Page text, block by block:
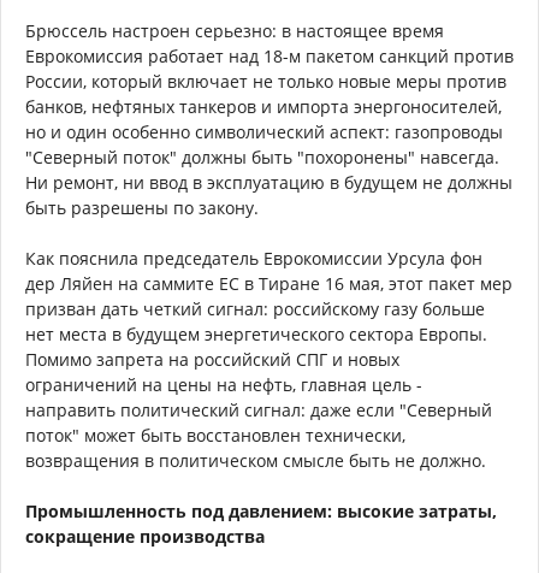
Брюссель настроен серьезно: в настоящее время
Еврокомиссия работает над 18-м пакетом санкций против
России, который включает не только новые меры против
банков, нефтяных танкеров и импорта энергоносителей,
но и один особенно символический аспект: газопроводы
"Северный поток" должны быть "похоронены" навсегда.
Ни ремонт, ни ввод в эксплуатацию в будущем не должны
быть разрешены по закону.
Как пояснила председатель Еврокомиссии Урсула фон
дер Ляйен на саммите ЕС в Тиране 16 мая, этот пакет мер
призван дать четкий сигнал: российскому газу больше
нет места в будущем энергетического сектора Европы.
Помимо запрета на российский СПГ и новых
ограничений на цены на нефть, главная цель -
направить политический сигнал: даже если "Северный
поток" может быть восстановлен технически,
возвращения в политическом смысле быть не должно.
Промышленность под давлением: высокие затраты,
сокращение производства